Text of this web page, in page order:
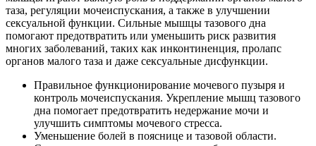
таза, регуляции мочеиспускания, а также в улучшении
сексуальной функции. Сильные мышцы тазового дна
помогают предотвратить или уменьшить риск развития
многих заболеваний, таких как инконтиненция, пролапс
органов малого таза и даже сексуальные дисфункции.
Правильное функционирование мочевого пузыря и
контроль мочеиспускания. Укрепление мышц тазового
дна помогает предотвратить недержание мочи и
улучшить симптомы мочевого стресса.
Уменьшение болей в пояснице и тазовой области.